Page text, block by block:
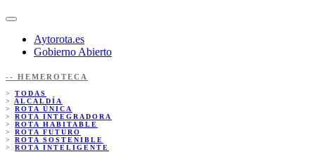
Aytorota.es
Gobierno Abierto
-- HEMEROTECA
> TODAS
> ALCALDÍA
> ROTA ÚNICA
> ROTA INTEGRADORA
> ROTA HABITABLE
> ROTA FUTURO
> ROTA SOSTENIBLE
> ROTA INTELIGENTE